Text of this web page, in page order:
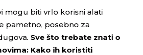
mogu biti vrlo korisni alati
pametno, posebno za
Sve što trebate znati o
Kako ih koristiti